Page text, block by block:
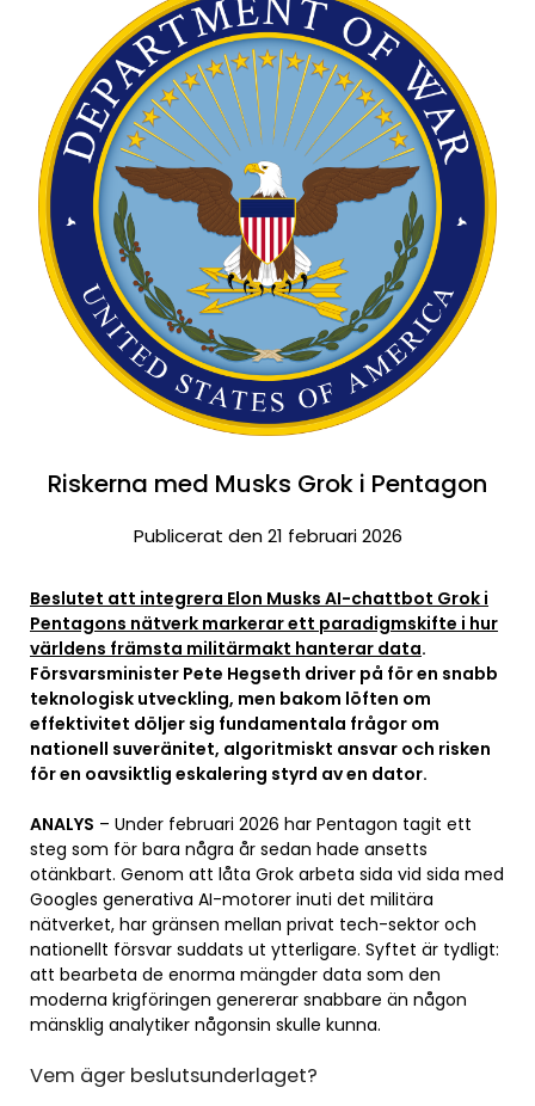
Riskerna med Musks Grok i Pentagon
Publicerat den 21 februari 2026
Beslutet att integrera Elon Musks AI-chattbot Grok i
Pentagons nätverk markerar ett paradigmskifte i hur
världens främsta militärmakt hanterar data.
Försvarsminister Pete Hegseth driver på för en snabb
teknologisk utveckling, men bakom löften om
effektivitet döljer sig fundamentala frågor om
nationell suveränitet, algoritmiskt ansvar och risken
för en oavsiktlig eskalering styrd av en dator.
ANALYS – Under februari 2026 har Pentagon tagit ett
steg som för bara några år sedan hade ansetts
otänkbart. Genom att låta Grok arbeta sida vid sida med
Googles generativa AI-motorer inuti det militära
nätverket, har gränsen mellan privat tech-sektor och
nationellt försvar suddats ut ytterligare. Syftet är tydligt:
att bearbeta de enorma mängder data som den
moderna krigföringen genererar snabbare än någon
mänsklig analytiker någonsin skulle kunna.
Vem äger beslutsunderlaget?